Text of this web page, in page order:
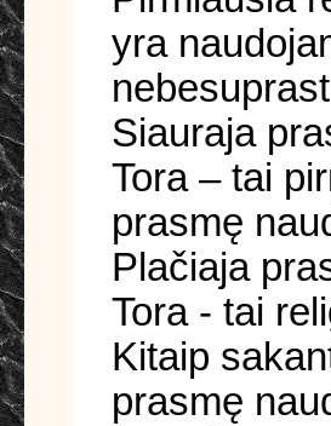
yra
Siauraja
Tora – tai
prasmę
Plačiaja
Tora - tai
Kitaip
prasmę